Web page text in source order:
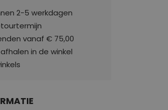
2-5 werkdagen
vanaf € 75,00
in de winkel